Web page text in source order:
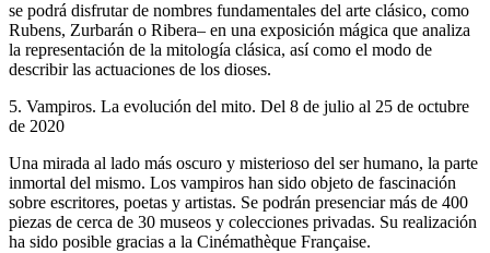
se podrá disfrutar de nombres fundamentales del arte clásico, como
Rubens, Zurbarán o Ribera– en una exposición mágica que analiza
la representación de la mitología clásica, así como el modo de
describir las actuaciones de los dioses.
5. Vampiros. La evolución del mito. Del 8 de julio al 25 de octubre
de 2020
Una mirada al lado más oscuro y misterioso del ser humano, la parte
inmortal del mismo. Los vampiros han sido objeto de fascinación
sobre escritores, poetas y artistas. Se podrán presenciar más de 400
piezas de cerca de 30 museos y colecciones privadas. Su realización
ha sido posible gracias a la Cinémathèque Française.